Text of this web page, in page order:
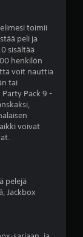
s
t
ä
(
0
toimii
peli ja
sisältää
henkilön
voit nauttia
tai
Pack 9 -
voivat
pelejä
Jackbox